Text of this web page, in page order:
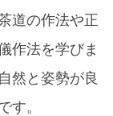
道の作法や正
作法を学びま
然と姿勢が良
す。​